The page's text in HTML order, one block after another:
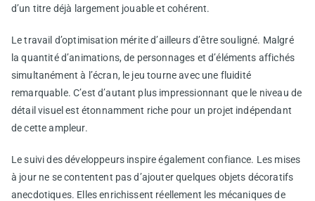
d’un titre déjà largement jouable et cohérent.
Le travail d’optimisation mérite d’ailleurs d’être souligné. Malgré
la quantité d’animations, de personnages et d’éléments affichés
simultanément à l’écran, le jeu tourne avec une fluidité
remarquable. C’est d’autant plus impressionnant que le niveau de
détail visuel est étonnamment riche pour un projet indépendant
de cette ampleur.
Le suivi des développeurs inspire également confiance. Les mises
à jour ne se contentent pas d’ajouter quelques objets décoratifs
anecdotiques. Elles enrichissent réellement les mécaniques de